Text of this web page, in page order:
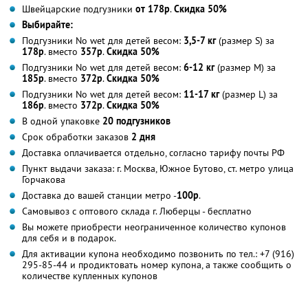
Швейцарские подгузники от 178р.Скидка 50%
Выбирайте:
Подгузники No wet для детей весом: 3,5-7 кг(размер S) за
178р. вместо 357р.Скидка 50%
Подгузники No wet для детей весом: 6-12 кг(размер M) за
185р. вместо 372р.Скидка 50%
Подгузники No wet для детей весом: 11-17 кг(размер L) за
186р. вместо 372р.Скидка 50%
В одной упаковке 20 подгузников
Срок обработки заказов 2 дня
Доставка оплачивается отдельно, согласно тарифу почты РФ
Пункт выдачи заказа: г. Москва, Южное Бутово, ст. метро улица
Горчакова
Доставка до вашей станции метро -100р.
Самовывоз с оптового склада г. Люберцы - бесплатно
Вы можете приобрести неограниченное количество купонов
для себя и в подарок.
Для активации купона необходимо позвонить по тел.: +7 (916)
295-85-44 и продиктовать номер купона, а также сообщить о
количестве купленных купонов